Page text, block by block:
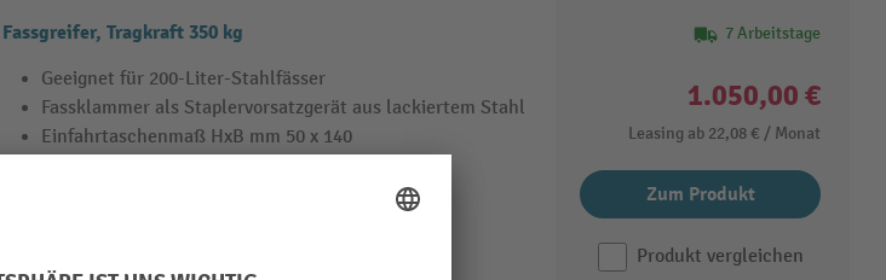
Fassgreifer, Tragkraft 350 kg
Geeignet für 200-Liter-Stahlfässer
Fassklammer als Staplervorsatzgerät aus lackiertem Stahl
Einfahrtaschenmaß HxB mm 50 x 140
7 Arbeitstage
1.050,00 €
Leasing ab 22,08 € / Monat
Zum Produkt
Produkt vergleichen